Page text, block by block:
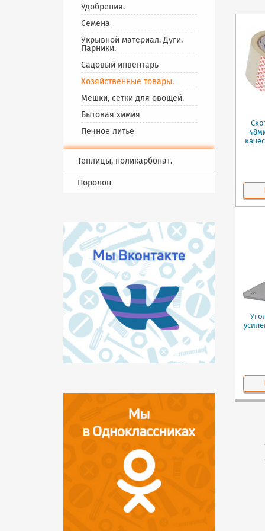
Клеи строительные
Клей обойный
Анкеры
Перфорация
Такелаж
Болты
Биты
Скобяные изделия
шлифовальный
Средства защиты
Стремянки
Удобрения.
Семена
Укрывной материал. Дуги.
Парники.
Садовый инвентарь
Хозяйственные товары.
Мешки, сетки для овощей.
Бытовая химия
Печное литье
Теплицы, поликарбонат.
Поролон